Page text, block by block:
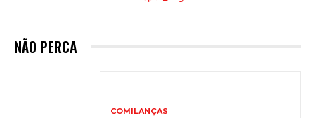
NÃO PERCA
COMILANÇAS